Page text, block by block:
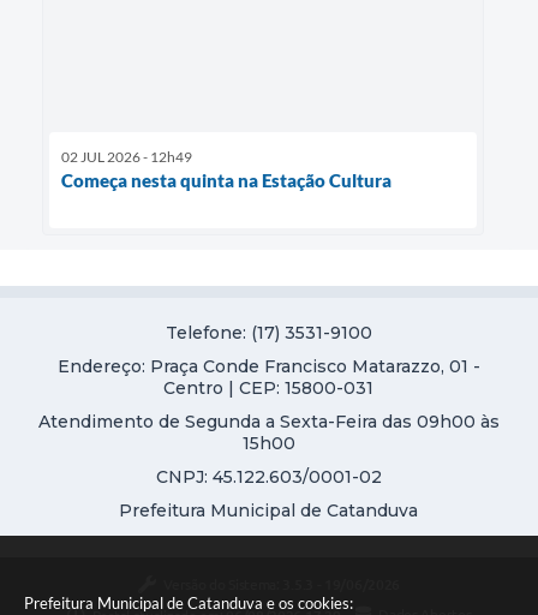
Prefeitura Municipal de Catanduva e os cookies:
02 JUL 2026 - 12h49
Começa nesta quinta na Estação Cultura
Telefone: (17) 3531-9100
Endereço: Praça Conde Francisco Matarazzo, 01 -
Centro | CEP: 15800-031
Atendimento de Segunda a Sexta-Feira das 09h00 às
15h00
CNPJ: 45.122.603/0001-02
Prefeitura Municipal de Catanduva